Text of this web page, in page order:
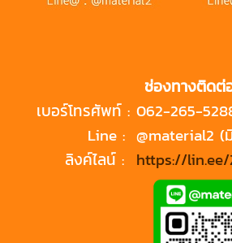
ช่องทางติดต่
เบอร์โทรศัพท์ : 062-265-
Line : @material2 (
ลิงค์ไลน์ : https://lin.ee/